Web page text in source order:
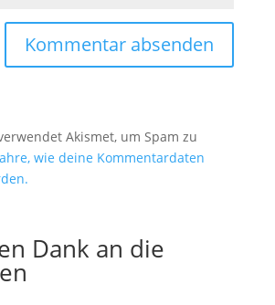
Akismet, um Spam zu
wie deine Kommentardaten
Dank an die